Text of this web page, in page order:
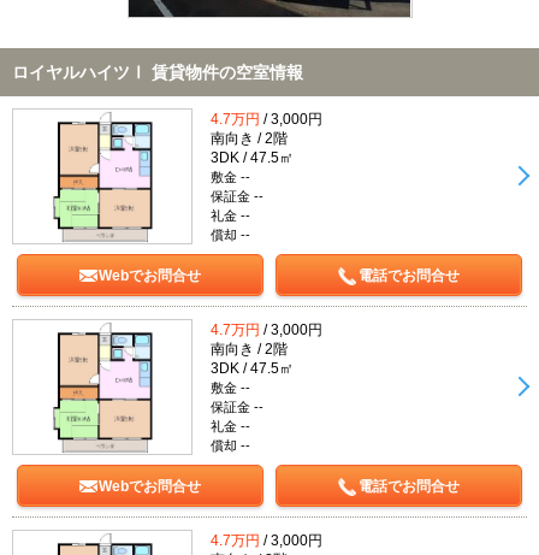
ロイヤルハイツⅠ 賃貸物件の空室情報
4.7万円 / 3,000円
南向き / 2階
3DK / 47.5㎡
敷金 --
保証金 --
礼金 --
償却 --
Webでお問合せ 電話でお問合せ
4.7万円 / 3,000円
南向き / 2階
3DK / 47.5㎡
敷金 --
保証金 --
礼金 --
償却 --
Webでお問合せ 電話でお問合せ
4.7万円 / 3,000円